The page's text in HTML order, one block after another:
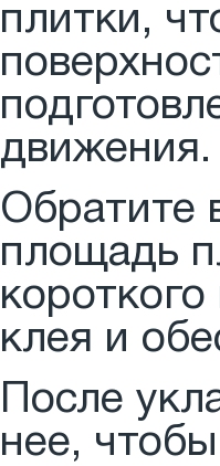
плитки,
движения.
Обратите
площадь
клея и
После
нее,